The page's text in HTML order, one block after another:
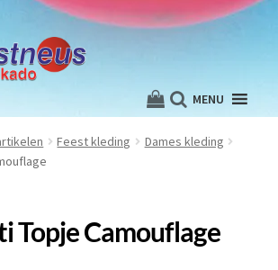
MENU
Feest kleding
Dames kleding
Topje Camouflage